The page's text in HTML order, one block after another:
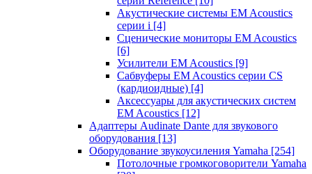
Акустические системы EM Acoustics
серии i [4]
Сценические мониторы EM Acoustics
[6]
Усилители EM Acoustics [9]
Сабвуферы EM Acoustics серии CS
(кардиоидные) [4]
Аксессуары для акустических систем
EM Acoustics [12]
Адаптеры Audinate Dante для звукового
оборудования [13]
Оборудование звукоусиления Yamaha [254]
Потолочные громкоговорители Yamaha